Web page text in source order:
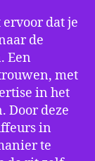
dat je
de
Een
met
in het
Door deze
in
te